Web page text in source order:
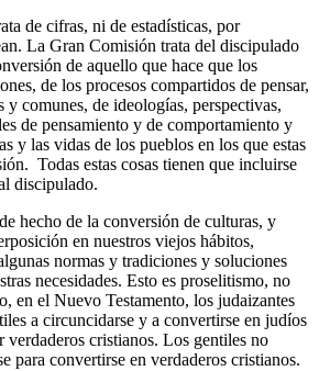
de cifras, ni de estadísticas, por
La Gran Comisión trata del discipulado
de aquello que hace que los
de los procesos compartidos de pensar,
y comunes, de ideologías, perspectivas,
de pensamiento y de comportamiento y
y las vidas de los pueblos en los que estas
Todas estas cosas tienen que incluirse
discipulado.
hecho de la conversión de culturas, y
en nuestros viejos hábitos,
normas y tradiciones y soluciones
necesidades. Esto es proselitismo, no
en el Nuevo Testamento, los judaizantes
a circuncidarse y a convertirse en judíos
verdaderos cristianos. Los gentiles no
para convertirse en verdaderos cristianos.